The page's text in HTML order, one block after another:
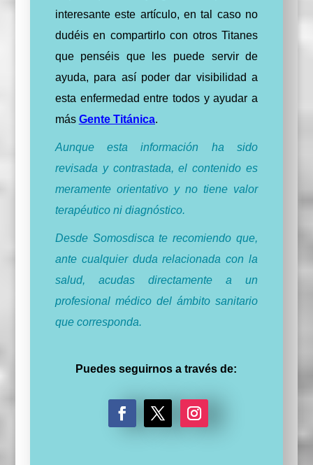
interesante este artículo, en tal caso no
dudéis en compartirlo con otros Titanes
que penséis que les puede servir de
ayuda, para así poder dar visibilidad a
esta enfermedad entre todos y ayudar a
más Gente Titánica.
Aunque esta información ha sido
revisada y contrastada, el contenido es
meramente orientativo y no tiene valor
terapéutico ni diagnóstico.
Desde Somosdisca te recomiendo que,
ante cualquier duda relacionada con la
salud, acudas directamente a un
profesional médico del ámbito sanitario
que corresponda.
Puedes seguirnos a través de: